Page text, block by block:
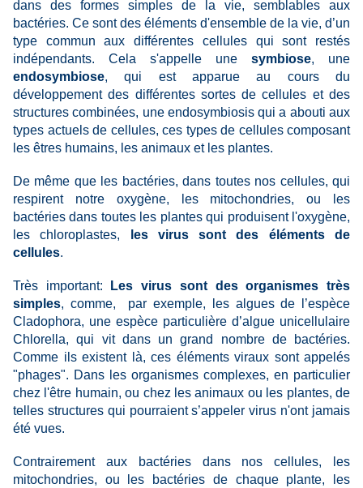
dans des formes simples de la vie, semblables aux
bactéries. Ce sont des éléments d'ensemble de la vie, d’un
type commun aux différentes cellules qui sont restés
indépendants. Cela s'appelle une symbiose, une
endosymbiose, qui est apparue au cours du
développement des différentes sortes de cellules et des
structures combinées, une endosymbiosis qui a abouti aux
types actuels de cellules, ces types de cellules composant
les êtres humains, les animaux et les plantes.
De même que les bactéries, dans toutes nos cellules, qui
respirent notre oxygène, les mitochondries, ou les
bactéries dans toutes les plantes qui produisent l'oxygène,
les chloroplastes,
les virus sont des éléments de
cellules.
Très important:
Les virus sont des organismes très
simples, comme, par exemple, les algues de l’espèce
Cladophora, une espèce particulière d’algue unicellulaire
Chlorella, qui vit dans un grand nombre de bactéries.
Comme ils existent là, ces éléments viraux sont appelés
"phages". Dans les organismes complexes, en particulier
chez l'être humain, ou chez les animaux ou les plantes, de
telles structures qui pourraient s’appeler virus n'ont jamais
été vues.
Contrairement aux bactéries dans nos cellules, les
mitochondries, ou les bactéries de chaque plante, les